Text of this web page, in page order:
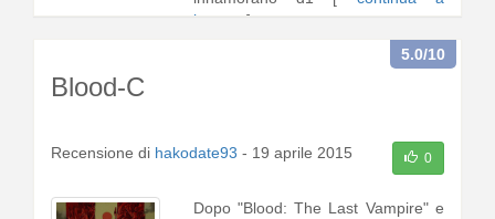
leggere]
Blood-C
5.0/10
Recensione di hakodate93 - 19 aprile 2015 0
Dopo "Blood: The Last Vampire" e